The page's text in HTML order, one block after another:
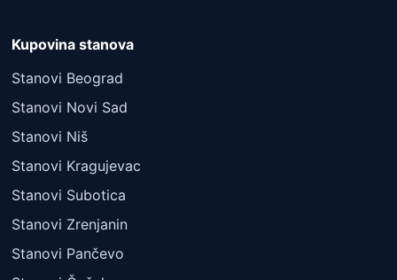
Kupovina stanova
Stanovi Beograd
Stanovi Novi Sad
Stanovi Niš
Stanovi Kragujevac
Stanovi Subotica
Stanovi Zrenjanin
Stanovi Pančevo